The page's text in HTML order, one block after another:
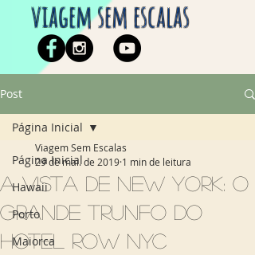
viagem sem escalas
Post
Página Inicial
Hawaii
Porto
Maiorca
Página Inicial
A vista de New York: o
grande trunfo do
hotel Row NYC
Viagem Sem Escalas
29 de mai. de 2019 1 min de leitura